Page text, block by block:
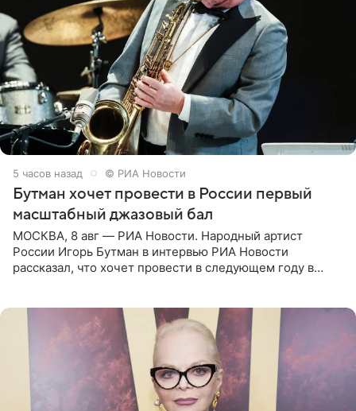
5 часов назад © РИА Новости
Бутман хочет провести в России первый
масштабный джазовый бал
МОСКВА, 8 авг — РИА Новости. Народный артист
России Игорь Бутман в интервью РИА Новости
рассказал, что хочет провести в следующем году в